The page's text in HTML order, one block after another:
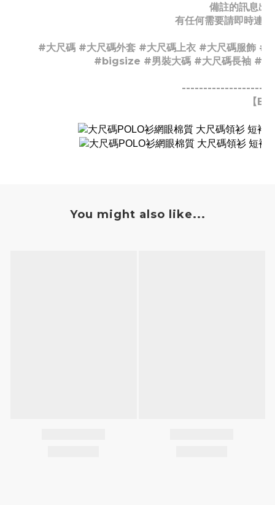
備註的訊息出
有任何需要請即時連
#大尺碼 #大尺碼外套 #大尺碼上衣 #大尺碼服飾 #
#bigsize #男裝大碼 #大尺碼長袖 #加
【
You might also like...